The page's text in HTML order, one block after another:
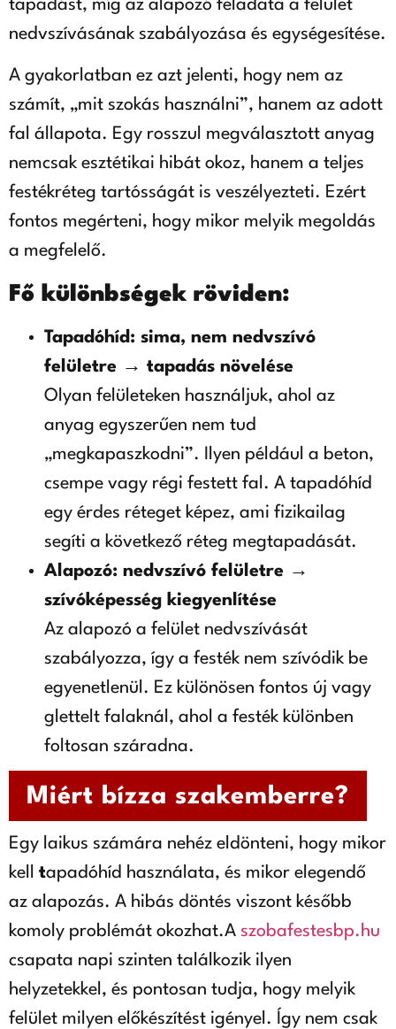
tapadást, míg az alapozó feladata a felület
nedvszívásának szabályozása és egységesítése.
A gyakorlatban ez azt jelenti, hogy nem az
számít, „mit szokás használni”, hanem az adott
fal állapota. Egy rosszul megválasztott anyag
nemcsak esztétikai hibát okoz, hanem a teljes
festékréteg tartósságát is veszélyezteti. Ezért
fontos megérteni, hogy mikor melyik megoldás
a megfelelő.
Fő különbségek röviden:
Tapadóhíd: sima, nem nedvszívó
felületre → tapadás növelése
Olyan felületeken használjuk, ahol az
anyag egyszerűen nem tud
„megkapaszkodni”. Ilyen például a beton,
csempe vagy régi festett fal. A tapadóhíd
egy érdes réteget képez, ami fizikailag
segíti a következő réteg megtapadását.
Alapozó: nedvszívó felületre →
szívóképesség kiegyenlítése
Az alapozó a felület nedvszívását
szabályozza, így a festék nem szívódik be
egyenetlenül. Ez különösen fontos új vagy
glettelt falaknál, ahol a festék különben
foltosan száradna.
Miért bízza szakemberre?
Egy laikus számára nehéz eldönteni, hogy mikor
kell tapadóhíd használata, és mikor elegendő
az alapozás. A hibás döntés viszont később
komoly problémát okozhat.A szobafestesbp.hu
csapata napi szinten találkozik ilyen
helyzetekkel, és pontosan tudja, hogy melyik
felület milyen előkészítést igényel. Így nem csak